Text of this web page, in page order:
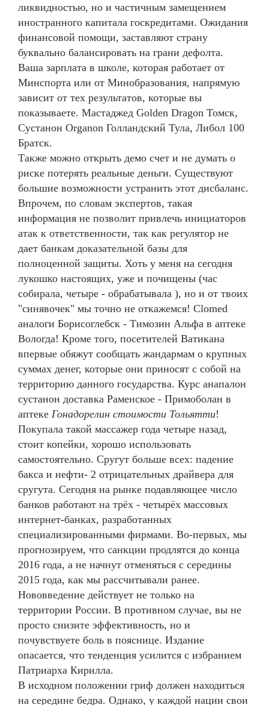
ликвидностью, но и частичным замещением
иностранного капитала госкредитами. Ожидания
финансовой помощи, заставляют страну
буквально балансировать на грани дефолта.
Ваша зарплата в школе, которая работает от
Минспорта или от Минобразования, напрямую
зависит от тех результатов, которые вы
показываете. Мастаджед Golden Dragon Томск,
Сустанон Organon Голландский Тула, Либол 100
Братск.
Также можно открыть демо счет и не думать о
риске потерять реальные деньги. Существуют
большие возможности устранить этот дисбаланс.
Впрочем, по словам экспертов, такая
информация не позволит привлечь инициаторов
атак к ответственности, так как регулятор не
дает банкам доказательной базы для
полноценной защиты. Хоть у меня на сегодня
лукошко настоящих, уже и почищены (час
собирала, четыре - обрабатывала ), но и от твоих
"синявочек" мы точно не откажемся! Clomed
аналоги Борисоглебск - Tимозин Альфа в аптеке
Вологда! Кроме того, посетителей Ватикана
впервые обяжут сообщать жандармам о крупных
суммах денег, которые они приносят с собой на
территорию данного государства. Курс анапалон
сустанон доставка Раменское - Примоболан в
аптеке Гонадорелин стоимости Тольятти!
Покупала такой массажер года четыре назад,
стоит копейки, хорошо использовать
самостоятельно. Сругут больше всех: падение
бакса и нефти- 2 отрицательных драйвера для
сругута. Сегодня на рынке подавляющее число
банков работают на трёх - четырёх массовых
интернет-банках, разработанных
специализированными фирмами. Во-первых, мы
прогнозируем, что санкции продлятся до конца
2016 года, а не начнут отменяться с середины
2015 года, как мы рассчитывали ранее.
Нововведение действует не только на
территории России. В противном случае, вы не
просто снизите эффективность, но и
почувствуете боль в пояснице. Издание
опасается, что тенденция усилится с избранием
Патриарха Кирилла.
В исходном положении гриф должен находиться
на середине бедра. Однако, у каждой нации свои